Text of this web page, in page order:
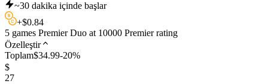
~30 dakika içinde başlar
+$0.84
5 games Premier Duo at 10000 Premier rating
Özelleştir
Toplam$34.99-20%
$
27